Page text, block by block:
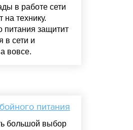
в работе сети
на технику.
питания защитит
в сети и
вовсе.
питания
большой выбор